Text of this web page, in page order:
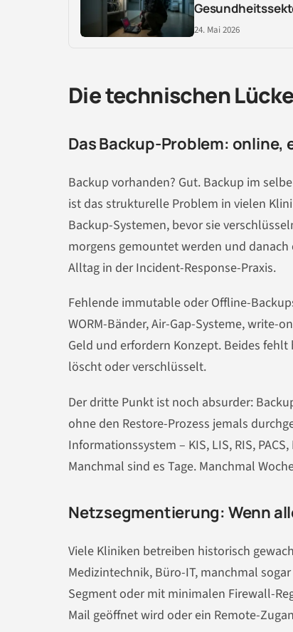
24. Mai 2026
Die technischen
Das Backup-Problem:
Backup vorhanden? Gut. Backup im
ist das strukturelle Problem in vielen
Backup-Systemen, bevor sie
morgens gemountet werden und
Alltag in der Incident-Response-Praxis.
Fehlende immutable oder Offline-
WORM-Bänder, Air-Gap-Systeme, write-
Geld und erfordern Konzept. Beides
löscht oder verschlüsselt.
Der dritte Punkt ist noch absurder:
ohne den Restore-Prozess jemals
Informationssystem – KIS, LIS, RIS,
Manchmal sind es Tage. Manchmal
Netzsegmentierung: Wenn
Viele Kliniken betreiben historisch
Medizintechnik, Büro-IT, manchmal
Segment oder mit minimalen Firewall-
Mail geöffnet wird oder ein Remote-